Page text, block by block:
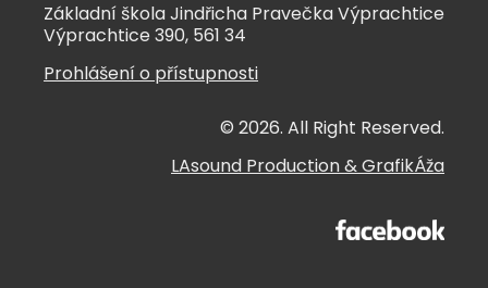
Základní škola Jindřicha Pravečka Výprachtice
Výprachtice 390, 561 34
Prohlášení o přístupnosti
© 2026. All Right Reserved.
LAsound Production&GrafikÁža